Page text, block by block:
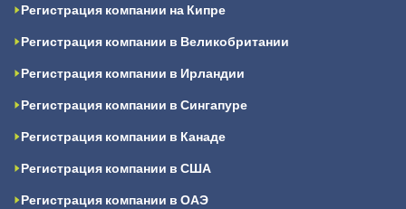
Регистрация компании на Кипре
Регистрация компании в Великобритании
Регистрация компании в Ирландии
Регистрация компании в Сингапуре
Регистрация компании в Канаде
Регистрация компании в США
Регистрация компании в ОАЭ